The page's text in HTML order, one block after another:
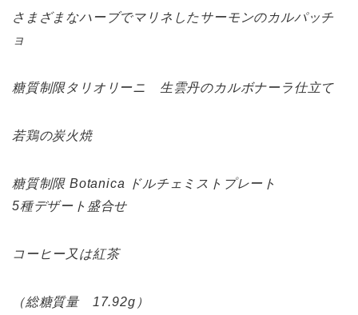
さまざまなハーブでマリネしたサーモンのカルパッチ
ョ
糖質制限タリオリーニ 生雲丹のカルボナーラ仕立て
若鶏の炭火焼
糖質制限 Botanica ドルチェミストプレート
5種デザート盛合せ
コーヒー又は紅茶
（総糖質量 17.92g）